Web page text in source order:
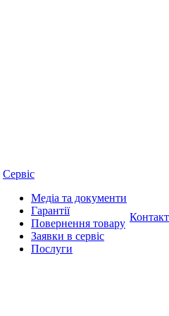
Сервіс
Медіа та документи
Гарантії
Повернення товару
Заявки в сервіс
Послуги